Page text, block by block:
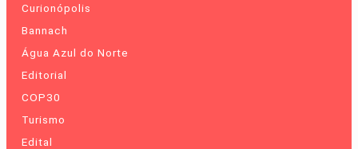
Curionópolis
Bannach
Água Azul do Norte
Editorial
COP30
Turismo
Edital